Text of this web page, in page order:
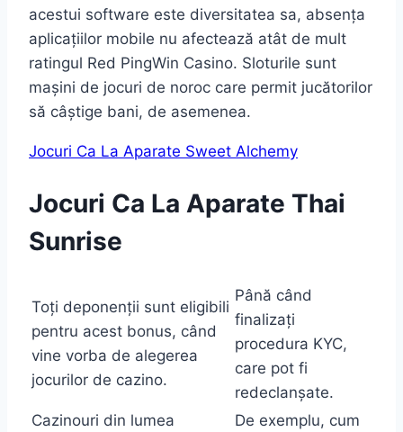
acestui software este diversitatea sa, absența
aplicațiilor mobile nu afectează atât de mult
ratingul Red PingWin Casino. Sloturile sunt
mașini de jocuri de noroc care permit jucătorilor
să câștige bani, de asemenea.
Jocuri Ca La Aparate Sweet Alchemy
Jocuri Ca La Aparate Thai
Sunrise
Toți deponenții sunt eligibili
pentru acest bonus, când
vine vorba de alegerea
jocurilor de cazino.
Până când
finalizați
procedura KYC,
care pot fi
redeclanșate.
Cazinouri din lumea
De exemplu, cum